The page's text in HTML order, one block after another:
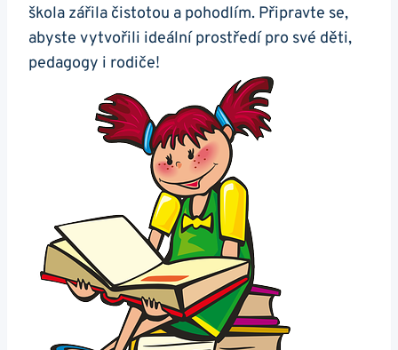
škola zářila čistotou a pohodlím. Připravte se,
abyste vytvořili ideální prostředí pro své děti,
pedagogy i rodiče!